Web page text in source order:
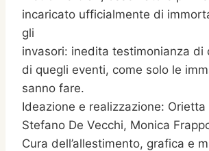
incaricato ufficialmente di
gli
invasori: inedita testimonianza di
di quegli eventi, come solo le
sanno fare.
Ideazione e realizzazione: Orietta
Stefano De Vecchi, Monica
Cura dell’allestimento, grafica e